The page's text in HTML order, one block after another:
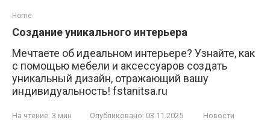
Home
Создание уникального интерьера
Мечтаете об идеальном интерьере? Узнайте, как
с помощью мебели и аксессуаров создать
уникальный дизайн, отражающий вашу
индивидуальность! fstanitsa.ru
На чтение: 3 мин Опубликовано: 03.11.2025
Новости